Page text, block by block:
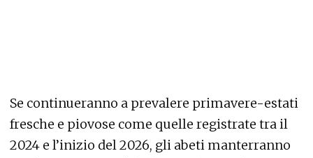
Se continueranno a prevalere primavere-estati
fresche e piovose come quelle registrate tra il
2024 e l’inizio del 2026, gli abeti manterranno